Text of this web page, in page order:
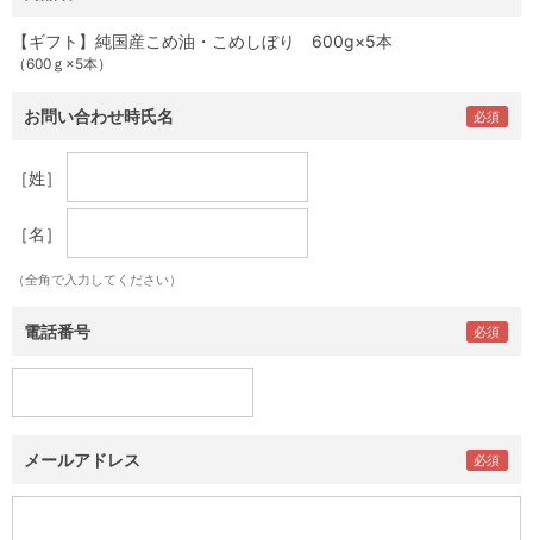
【ギフト】純国産こめ油・こめしぼり 600g×5本
（600ｇ×5本）
お問い合わせ時氏名
［姓］
［名］
（全角で入力してください）
電話番号
メールアドレス